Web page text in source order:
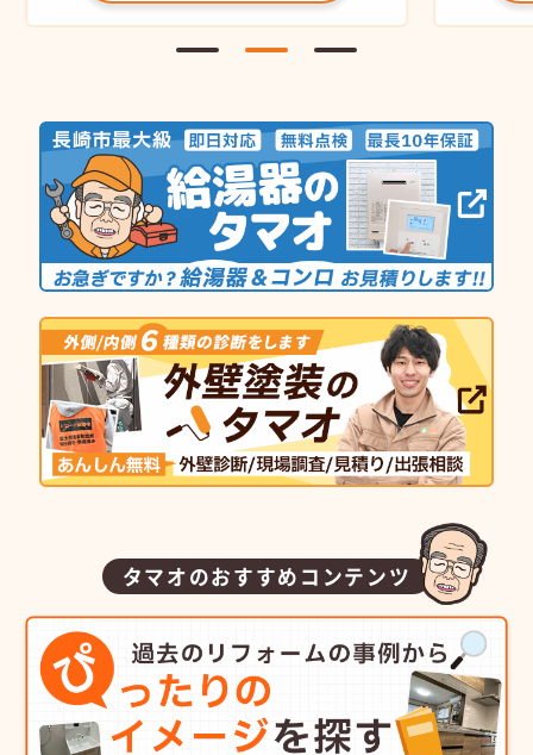
タマオのおすすめコンテンツ